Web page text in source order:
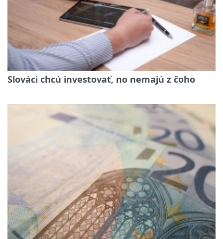
Slováci chcú investovať, no nemajú z čoho